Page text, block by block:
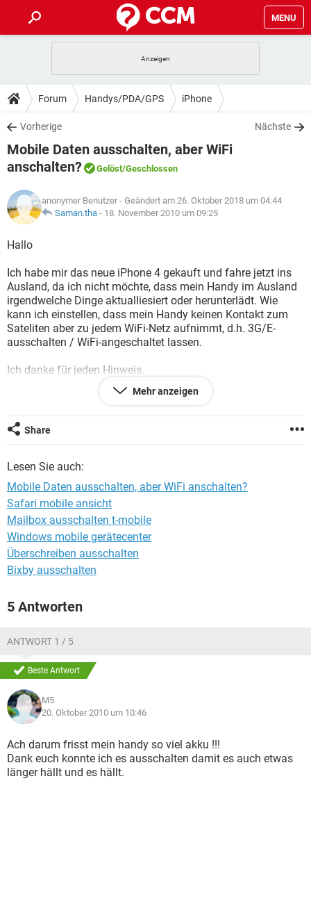
MENU
ANDROID IOS
WINDOWS 10
WHATSAPP TIKTOK
FACEBOOK HARDWARE
TIPPS & TRICKS
SPIELE STREAMING
WINDOWS 10
FACEBOOK HARDWARE
DOWNLOADS
SPIELE STREAMING
ANDROID IOS
WINDOWS 10 INSTAGRAM
WHATSAPP
FACEBOOK
FORUM
ANDROID IOS
FACEBOOK HARDWARE
LEXIKON
SPIELE
ANDROID
WINDOWS 10 INSTAGRAM
WHATSAPP TIKTOK
FACEBOOK HARDWARE
Forum Handys/PDA/GPS iPhone
Vorherige Nächste
Mobile Daten ausschalten, aber WiFi
anschalten?
Gelöst/Geschlossen
anonymer Benutzer - Geändert am 26. Oktober 2018 um 04:44
Saman.tha - 18. November 2010 um 09:25
Hallo
Ich habe mir das neue iPhone 4 gekauft und fahre jetzt ins
Ausland, da ich nicht möchte, dass mein Handy im Ausland
irgendwelche Dinge aktualliesiert oder herunterlädt. Wie
kann ich einstellen, dass mein Handy keinen Kontakt zum
Sateliten aber zu jedem WiFi-Netz aufnimmt, d.h. 3G/E-
ausschalten / WiFi-angeschaltet lassen.
Ich danke für jeden Hinweis.
Mehr anzeigen
Share
Lesen Sie auch:
Mobile Daten ausschalten, aber WiFi anschalten?
Safari mobile ansicht
Mailbox ausschalten t-mobile
Windows mobile gerätecenter
Überschreiben ausschalten
Bixby ausschalten
5 Antworten
ANTWORT 1 / 5
Beste Antwort
M5
20. Oktober 2010 um 10:46
Ach darum frisst mein handy so viel akku !!!
Dank euch konnte ich es ausschalten damit es auch etwas
länger hällt und es hällt.